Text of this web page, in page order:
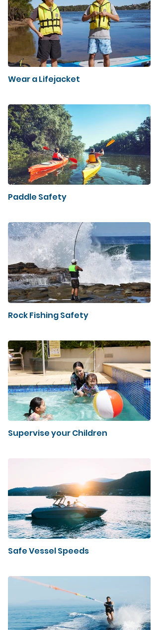
Wear a Lifejacket
Paddle Safety
Rock Fishing Safety
Supervise your Children
Safe Vessel Speeds